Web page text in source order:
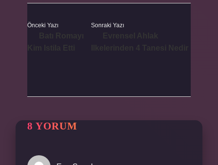
Önceki Yazı Sonraki Yazı
8 YORUM